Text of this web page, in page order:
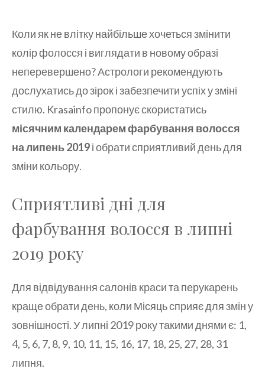
Коли як не влітку найбільше хочеться змінити
колір фолосся і виглядати в новому образі
неперевершено? Астрологи рекомендують
дослухатись до зірок і забезпечити успіх у зміні
стилю. Krasainfo пропонує скористатись
місячним календарем фарбування волосся
на липень 2019і обрати сприятливий день для
зміни кольору.
Сприятливі дні для
фарбування волосся в липні
2019 року
Для відвідування салонів краси та перукарень
краще обрати день, коли Місяць сприяє для змін у
зовнішності. У липні 2019 року такими днями є: 1,
4, 5, 6, 7, 8, 9, 10, 11, 15, 16, 17, 18, 25, 27, 28, 31
липня.